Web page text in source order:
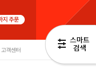
고객센터